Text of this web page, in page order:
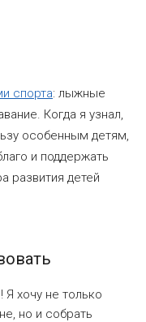
спорта: лыжные
Когда я узнал,
особенным детям,
и поддержать
развития детей
Я хочу не только
но и собрать